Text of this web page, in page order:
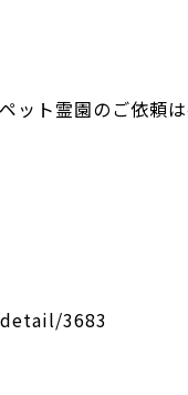
ット霊園のご依頼
3683